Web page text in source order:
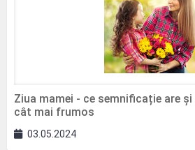
Ziua mamei - ce semnificație are
cât mai frumos
03.05.2024